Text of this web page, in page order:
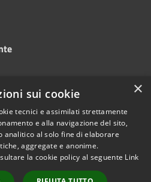
Copyright © 2023 •
Trapani provincia nord•
Powered
×
sui cookie
tecnici e assimilati strettamente
e alla navigazione del sito,
analitico al solo fine di elaborare
aggregate e anonime.
la cookie policy al seguente Link